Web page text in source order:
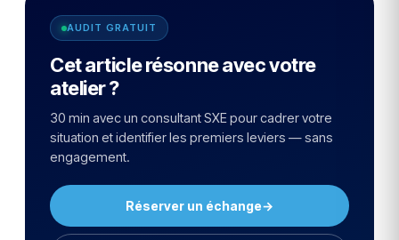
AUDIT GRATUIT
Cet article résonne avec votre
atelier ?
30 min avec un consultant SXE pour cadrer votre
situation et identifier les premiers leviers — sans
engagement.
Réserver un échange→